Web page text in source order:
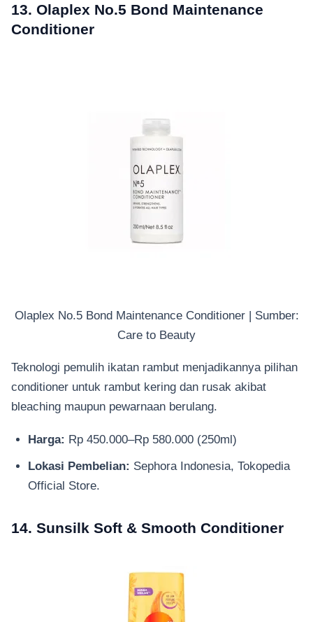
13. Olaplex No.5 Bond Maintenance
Conditioner
Olaplex No.5 Bond Maintenance Conditioner | Sumber:
Care to Beauty
Teknologi pemulih ikatan rambut menjadikannya pilihan
conditioner untuk rambut kering dan rusak akibat
bleaching maupun pewarnaan berulang.
Harga: Rp 450.000–Rp 580.000 (250ml)
Lokasi Pembelian: Sephora Indonesia, Tokopedia
Official Store.
14. Sunsilk Soft & Smooth Conditioner